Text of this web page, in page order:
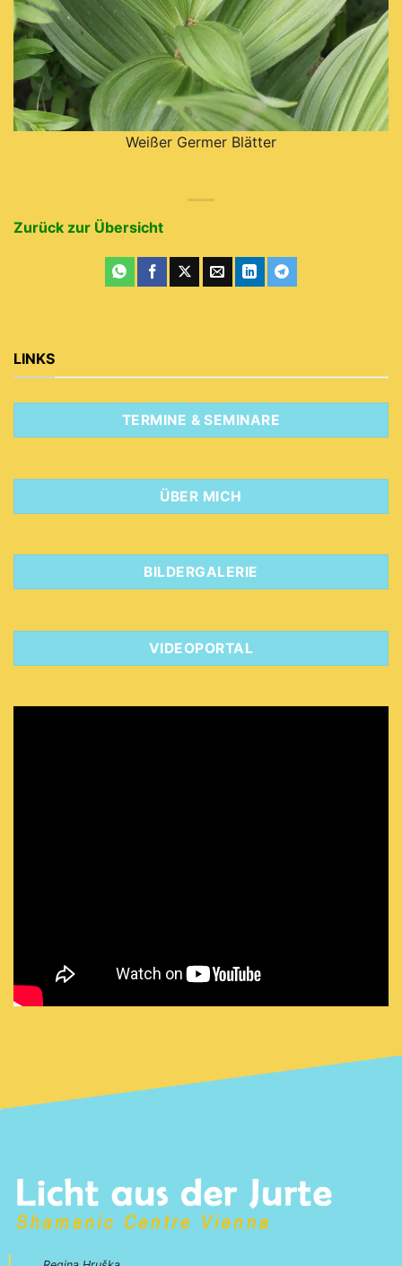
Weißer Germer Blätter
Zurück zur Übersicht
LINKS
TERMINE & SEMINARE
ÜBER MICH
BILDERGALERIE
VIDEOPORTAL